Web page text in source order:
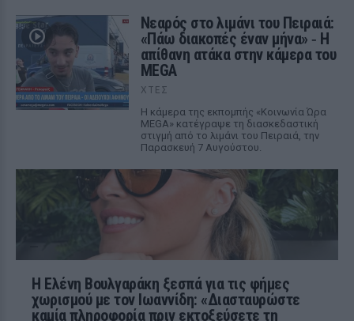
Νεαρός στο λιμάνι του Πειραιά:
«Πάω διακοπές έναν μήνα» ‑ Η
απίθανη ατάκα στην κάμερα του
MEGA
ΧΤΕΣ
Η κάμερα της εκπομπής «Κοινωνία Ώρα
MEGA» κατέγραψε τη διασκεδαστική
στιγμή από το λιμάνι του Πειραιά, την
Παρασκευή 7 Αυγούστου.
Η Ελένη Βουλγαράκη ξεσπά για τις φήμες
χωρισμού με τον Ιωαννίδη: «Διασταυρώστε
καμία πληροφορία πριν εκτοξεύσετε τη